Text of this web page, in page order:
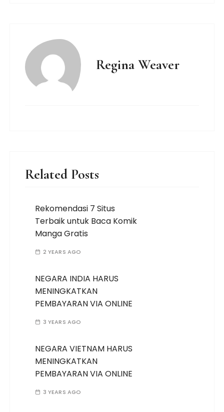
Regina Weaver
Related Posts
Rekomendasi 7 Situs
Terbaik untuk Baca Komik
Manga Gratis
2 YEARS AGO
NEGARA INDIA HARUS
MENINGKATKAN
PEMBAYARAN VIA ONLINE
3 YEARS AGO
NEGARA VIETNAM HARUS
MENINGKATKAN
PEMBAYARAN VIA ONLINE
3 YEARS AGO